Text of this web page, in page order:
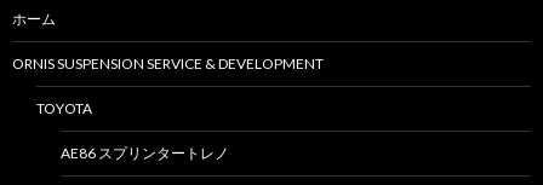
ホーム
ORNIS SUSPENSION SERVICE & DEVELOPMENT
TOYOTA
AE86 スプリンタートレノ